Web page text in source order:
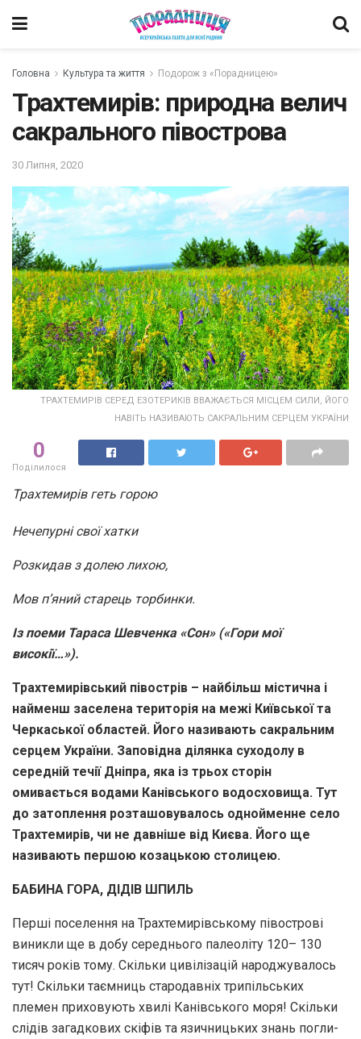
Головна Культура та життя Подорож з «Порадницею»
Трахтемирів: природна велич
сакрального півострова
30 Липня, 2020
ТРАХТЕМИРІВ СЕРЕД ЕЗОТЕРИКІВ ВВАЖАЄТЬСЯ МІСЦЕМ СИЛИ, ЙОГО
НАВІТЬ НАЗИВАЮТЬ САКРАЛЬНИМ СЕРЦЕМ УКРАЇНИ
0
Поділилося
Трахтемирів геть горою
Нечепурні свої хатки
Розкидав з долею лихою,
Мов п’яний старець торбинки.
Із поеми Тараса Шевченка «Сон» («Гори мої
високії…»).
Трахтемирівський півострів – найбільш містична і
найменш заселена територія на межі Київської та
Черкаської областей. Його називають сакральним
серцем України. Заповідна ділянка суходолу в
середній течії Дніпра, яка із трьох сторін
омивається водами Канівського водосховища. Тут
до затоплення розташовувалось однойменне село
Трахтемирів, чи не давніше від Києва. Його ще
називають першою козацькою столицею.
БАБИНА ГОРА, ДІДІВ ШПИЛЬ
Перші поселення на Трахтемирівському півострові
виникли ще в добу середнього палеоліту 120– 130
тисяч років тому. Скільки цивілізацій народжувалось
тут! Скільки таємниць стародавніх трипільських
племен приховують хвилі Канівського моря! Скільки
слідів загадкових скіфів та язичницьких знань погли­